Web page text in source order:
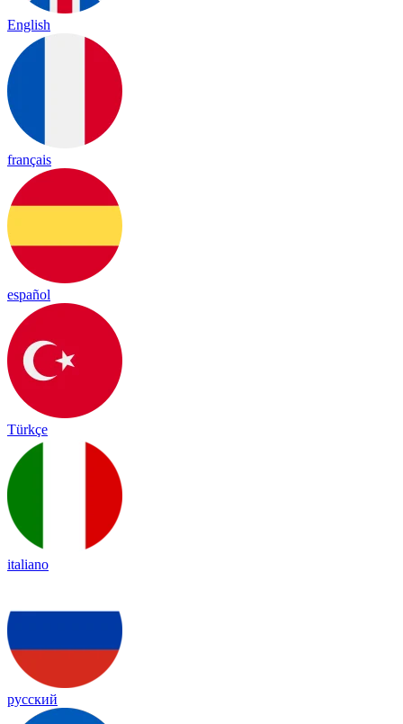
English
français
español
Türkçe
italiano
русский